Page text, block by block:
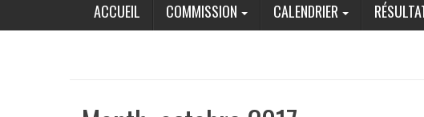
ACCUEIL COMMISSION CALENDRIER